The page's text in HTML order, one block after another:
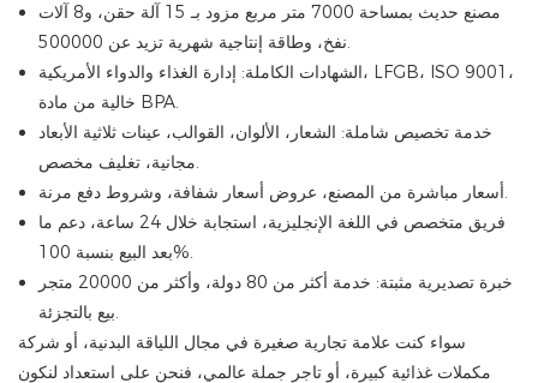
مصنع حديث بمساحة 7000 متر مربع مزود بـ 15 آلة حقن، و8 آلات
نفخ، وطاقة إنتاجية شهرية تزيد عن 500000.
الشهادات الكاملة: إدارة الغذاء والدواء الأمريكية، LFGB، ISO 9001،
خالية من مادة BPA.
خدمة تخصيص شاملة: الشعار، الألوان، القوالب، عينات ثلاثية الأبعاد
مجانية، تغليف مخصص.
أسعار مباشرة من المصنع، عروض أسعار شفافة، وشروط دفع مرنة.
فريق متخصص في اللغة الإنجليزية، استجابة خلال 24 ساعة، دعم ما
بعد البيع بنسبة 100%.
خبرة تصديرية مثبتة: خدمة أكثر من 80 دولة، وأكثر من 20000 متجر
بيع بالتجزئة.
سواء كنت علامة تجارية صغيرة في مجال اللياقة البدنية، أو شركة
مكملات غذائية كبيرة، أو تاجر جملة عالمي، فنحن على استعداد لنكون